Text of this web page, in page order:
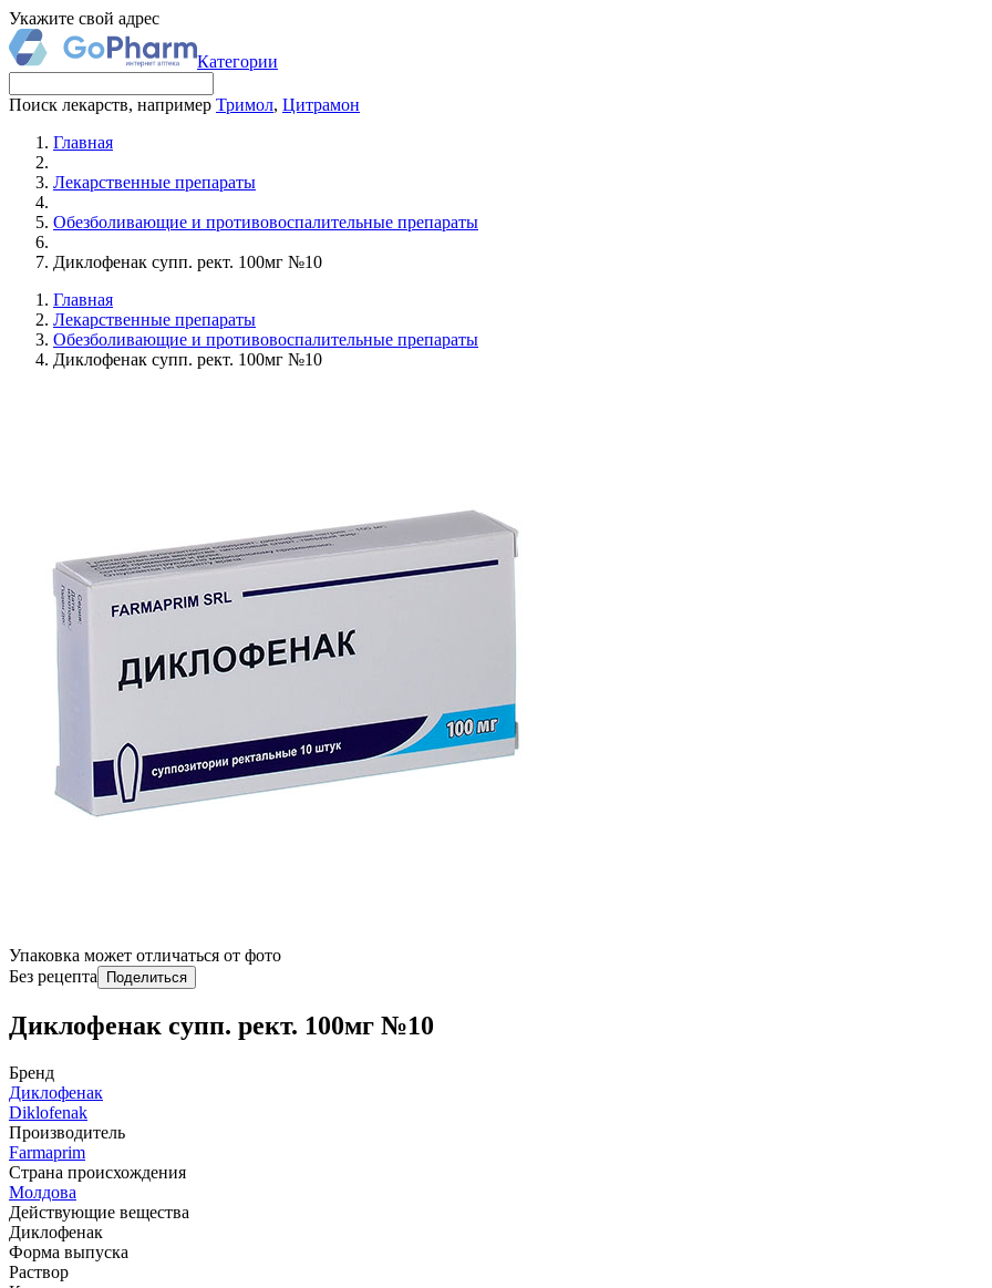
Укажите свой адрес
Категории
Поиск лекарств, например Тримол, Цитрамон
Главная
Лекарственные препараты
Обезболивающие и противовоспалительные препараты
Диклофенак супп. рект. 100мг №10
Главная
Лекарственные препараты
Обезболивающие и противовоспалительные препараты
Диклофенак супп. рект. 100мг №10
Упаковка может отличаться от фото
Без рецепта
Поделиться
Диклофенак супп. рект. 100мг №10
Бренд
Диклофенак
Diklofenak
Производитель
Farmaprim
Страна происхождения
Молдова
Действующие вещества
Диклофенак
Форма выпуска
Раствор